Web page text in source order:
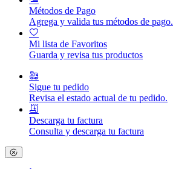
Métodos de Pago
Agrega y valida tus métodos de pago.
Mi lista de Favoritos
Guarda y revisa tus productos
Sigue tu pedido
Revisa el estado actual de tu pedido.
Descarga tu factura
Consulta y descarga tu factura